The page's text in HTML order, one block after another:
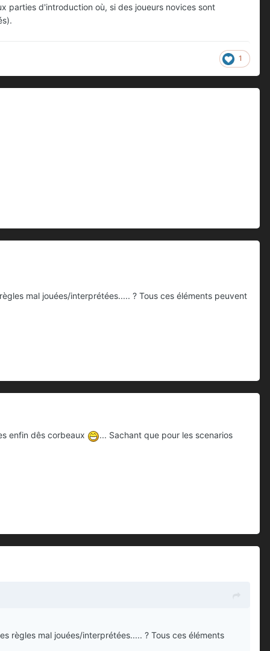
parties d'introduction où, si des joueurs novices sont
1
mal jouées/interprétées..... ? Tous ces éléments peuvent
enfin dês corbeaux ... Sachant que pour les scenarios
règles mal jouées/interprétées..... ? Tous ces éléments